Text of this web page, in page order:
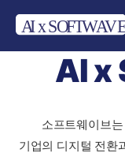
AI x
소프트웨이브
기업의 디지털 전환